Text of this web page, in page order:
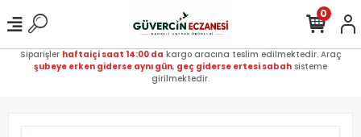
Siparişler haftaiçi saat 14:00 da kargo aracına teslim edilmektedir. Araç
şubeye erken giderse aynı gün, geç giderse ertesi sabah sisteme
girilmektedir.
0